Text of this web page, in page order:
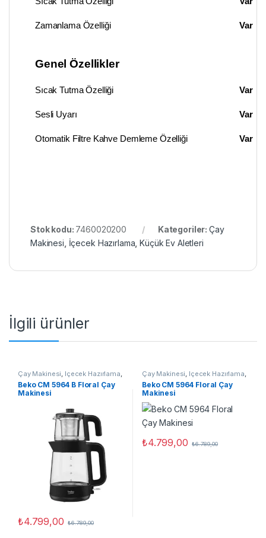
Zamanlama Özelliği Var
Genel Özellikler
Sıcak Tutma Özelliği Var
Sesli Uyarı Var
Otomatik Filtre Kahve Demleme Özelliği Var
Stok kodu: 7460020200 Kategoriler: Çay
Makinesi İçecek Hazırlama ,Küçük Ev Aletleri
İlgili ürünler
Çay Makinesi, İçecek Hazırlama,
Küçük Ev Aletleri
Beko CM 5964 B Floral Çay
Makinesi
₺4.799,00 ₺6.789,00
Çay Makinesi, İçecek Hazırlama,
Küçük Ev Aletleri
Beko CM 5964 Floral Çay
Makinesi
₺4.799,00 ₺6.789,00